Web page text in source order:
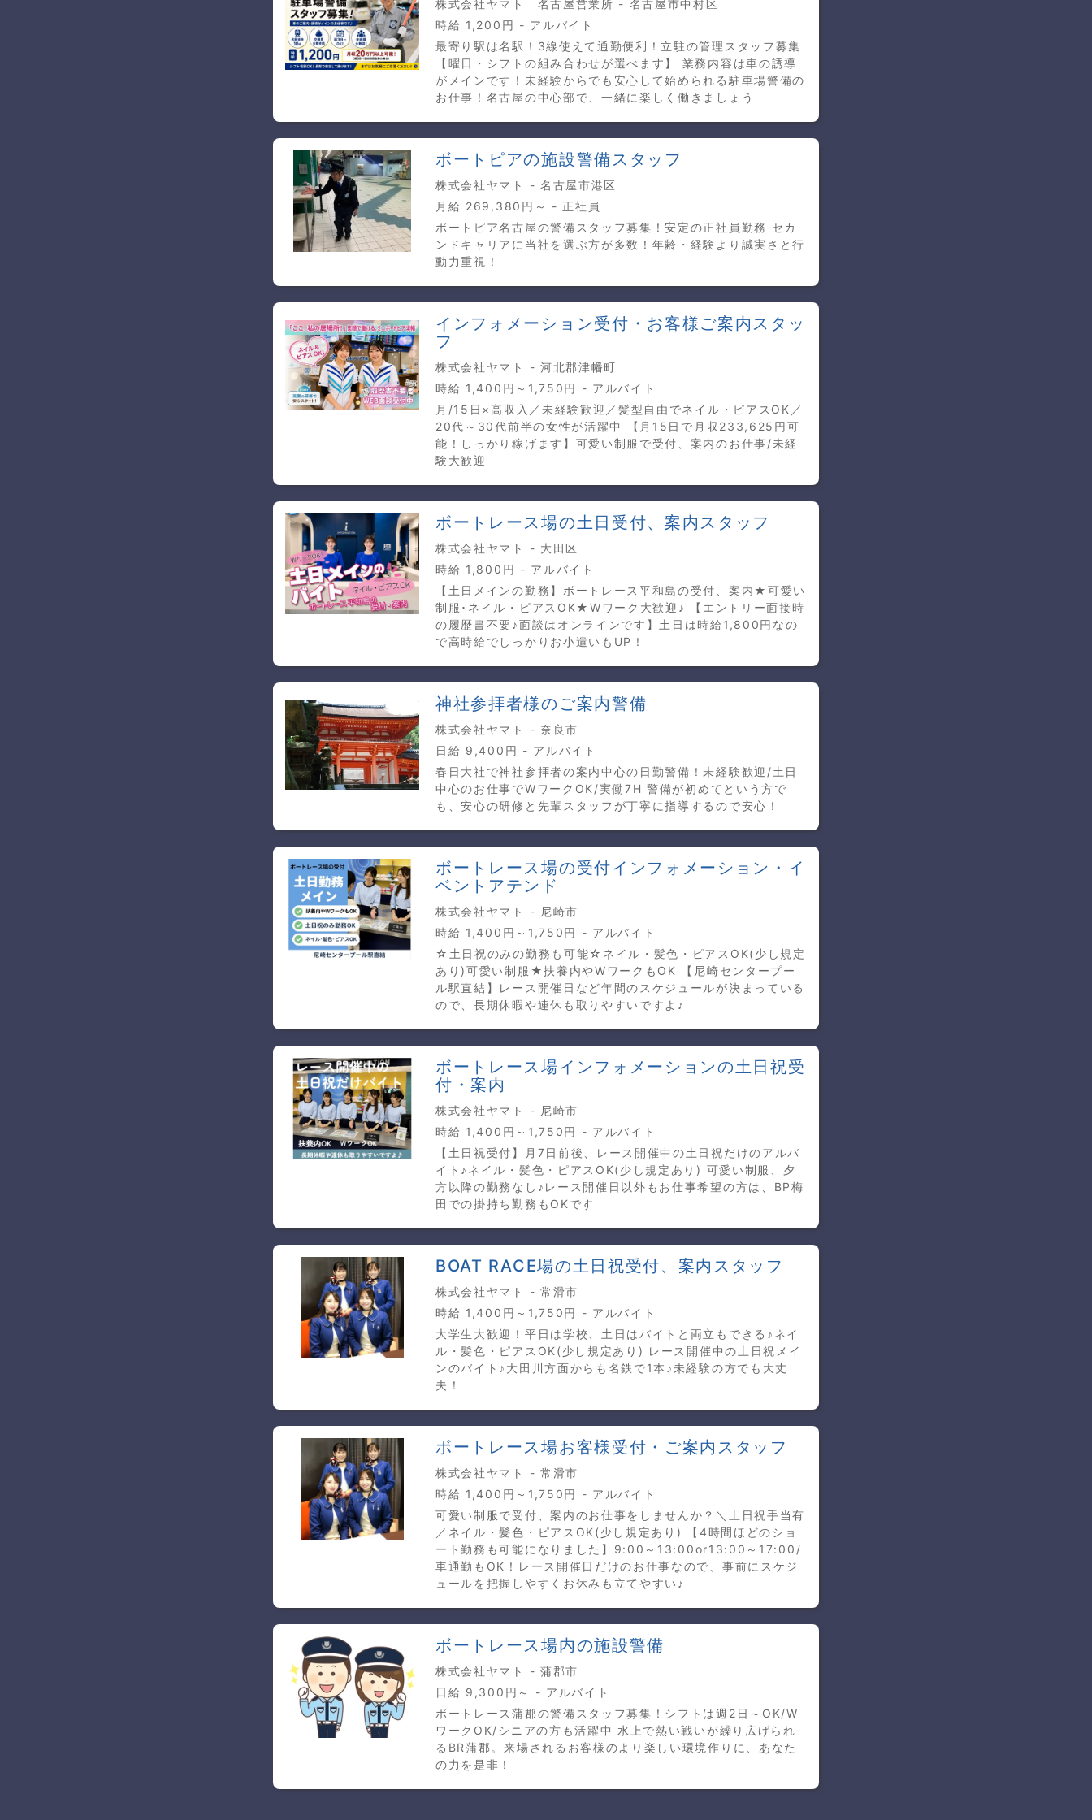
株式会社ヤマト 名古屋営業所 - 名古屋市中村区
時給 1,200円 - アルバイト
最寄り駅は名駅！3線使えて通勤便利！立駐の管理スタッフ募集
【曜日・シフトの組み合わせが選べます】 業務内容は車の誘導
がメインです！未経験からでも安心して始められる駐車場警備の
お仕事！名古屋の中心部で、一緒に楽しく働きましょう
ボートピアの施設警備スタッフ
株式会社ヤマト - 名古屋市港区
月給 269,380円～ - 正社員
ボートピア名古屋の警備スタッフ募集！安定の正社員勤務 セカ
ンドキャリアに当社を選ぶ方が多数！年齢・経験より誠実さと行
動力重視！
インフォメーション受付・お客様ご案内スタッ
フ
株式会社ヤマト - 河北郡津幡町
時給 1,400円～1,750円 - アルバイト
月/15日×高収入／未経験歓迎／髪型自由でネイル・ピアスOK／
20代～30代前半の女性が活躍中 【月15日で月収233,625円可
能！しっかり稼げます】可愛い制服で受付、案内のお仕事/未経
験大歓迎
ボートレース場の土日受付、案内スタッフ
株式会社ヤマト - 大田区
時給 1,800円 - アルバイト
【土日メインの勤務】ボートレース平和島の受付、案内★可愛い
制服･ネイル・ピアスOK★Wワーク大歓迎♪ 【エントリー面接時
の履歴書不要♪面談はオンラインです】土日は時給1,800円なの
で高時給でしっかりお小遣いもUP！
神社参拝者様のご案内警備
株式会社ヤマト - 奈良市
日給 9,400円 - アルバイト
春日大社で神社参拝者の案内中心の日勤警備！未経験歓迎/土日
中心のお仕事でWワークOK/実働7H 警備が初めてという方で
も、安心の研修と先輩スタッフが丁寧に指導するので安心！
ボートレース場の受付インフォメーション・イ
ベントアテンド
株式会社ヤマト - 尼崎市
時給 1,400円～1,750円 - アルバイト
☆土日祝のみの勤務も可能☆ネイル・髪色・ピアスOK(少し規定
あり)可愛い制服★扶養内やWワークもOK 【尼崎センタープー
ル駅直結】レース開催日など年間のスケジュールが決まっている
ので、長期休暇や連休も取りやすいですよ♪
ボートレース場インフォメーションの土日祝受
付・案内
株式会社ヤマト - 尼崎市
時給 1,400円～1,750円 - アルバイト
【土日祝受付】月7日前後、レース開催中の土日祝だけのアルバ
イト♪ネイル・髪色・ピアスOK(少し規定あり) 可愛い制服、夕
方以降の勤務なし♪レース開催日以外もお仕事希望の方は、BP梅
田での掛持ち勤務もOKです
BOAT RACE場の土日祝受付、案内スタッフ
株式会社ヤマト - 常滑市
時給 1,400円～1,750円 - アルバイト
大学生大歓迎！平日は学校、土日はバイトと両立もできる♪ネイ
ル・髪色・ピアスOK(少し規定あり) レース開催中の土日祝メイ
ンのバイト♪大田川方面からも名鉄で1本♪未経験の方でも大丈
夫！
ボートレース場お客様受付・ご案内スタッフ
株式会社ヤマト - 常滑市
時給 1,400円～1,750円 - アルバイト
可愛い制服で受付、案内のお仕事をしませんか？＼土日祝手当有
／ネイル・髪色・ピアスOK(少し規定あり) 【4時間ほどのショ
ート勤務も可能になりました】9:00～13:00or13:00～17:00/
車通勤もOK！レース開催日だけのお仕事なので、事前にスケジ
ュールを把握しやすくお休みも立てやすい♪
ボートレース場内の施設警備
株式会社ヤマト - 蒲郡市
日給 9,300円～ - アルバイト
ボートレース蒲郡の警備スタッフ募集！シフトは週2日～OK/W
ワークOK/シニアの方も活躍中 水上で熱い戦いが繰り広げられ
るBR蒲郡。来場されるお客様のより楽しい環境作りに、あなた
の力を是非！